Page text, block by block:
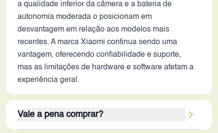
a qualidade inferior da câmera e a bateria de
autonomia moderada o posicionam em
desvantagem em relação aos modelos mais
recentes. A marca Xiaomi continua sendo uma
vantagem, oferecendo confiabilidade e suporte,
mas as limitações de hardware e software afetam a
experiência geral.
Vale a pena comprar?